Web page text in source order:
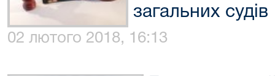
загальних судів
02 лютого 2018, 16:13